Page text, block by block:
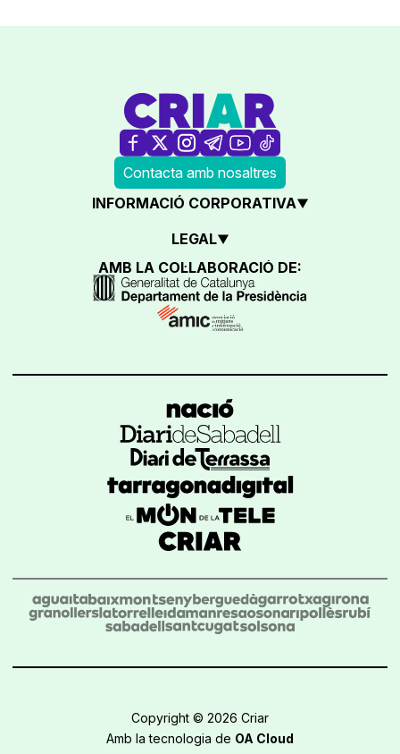
Contacta amb nosaltres
INFORMACIÓ CORPORATIVA
LEGAL
AMB LA COL·LABORACIÓ DE:
Copyright © 2026 Criar
Amb la tecnologia de OA Cloud